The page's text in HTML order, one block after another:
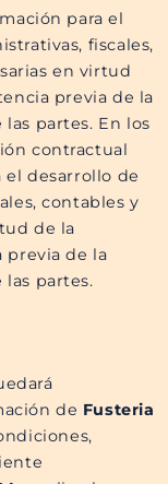
para el
fiscales,
en virtud
previa de la
partes. En los
contractual
el desarrollo de
contables y
de la
previa de la
partes.
de Fusteria